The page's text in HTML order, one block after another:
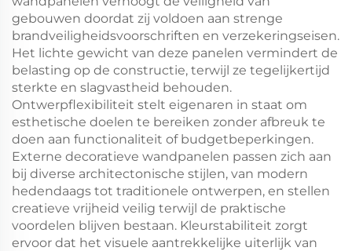
gebouwen doordat zij voldoen aan strenge
brandveiligheidsvoorschriften en verzekeringseisen.
Het lichte gewicht van deze panelen vermindert de
belasting op de constructie, terwijl ze tegelijkertijd
sterkte en slagvastheid behouden.
Ontwerpflexibiliteit stelt eigenaren in staat om
esthetische doelen te bereiken zonder afbreuk te
doen aan functionaliteit of budgetbeperkingen.
Externe decoratieve wandpanelen passen zich aan
bij diverse architectonische stijlen, van modern
hedendaags tot traditionele ontwerpen, en stellen
creatieve vrijheid veilig terwijl de praktische
voordelen blijven bestaan. Kleurstabiliteit zorgt
ervoor dat het visuele aantrekkelijke uiterlijk van